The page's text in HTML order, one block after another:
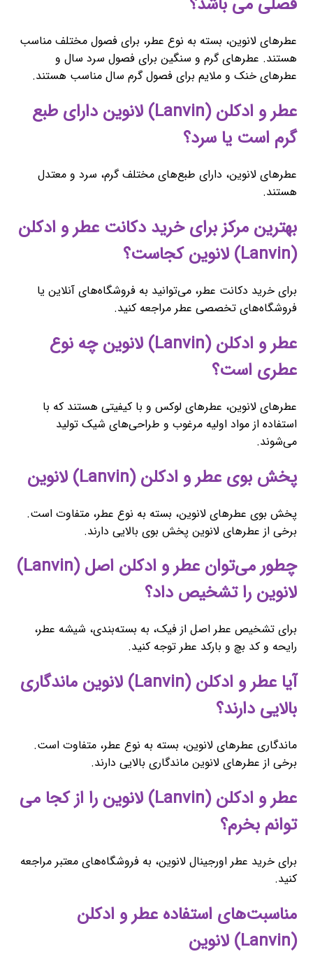
عطرهای لانوین، بسته به نوع عطر، برای فصول مختلف مناسب
هستند. عطرهای گرم و سنگین برای فصول سرد سال و
عطرهای خنک و ملایم برای فصول گرم سال مناسب هستند.
عطر و ادکلن (Lanvin) لانوین دارای طبع
گرم است یا سرد؟
عطرهای لانوین، دارای طبع‌های مختلف گرم، سرد و معتدل
هستند.
بهترین مرکز برای خرید دکانت عطر و ادکلن
(Lanvin) لانوین کجاست؟
برای خرید دکانت عطر، می‌توانید به فروشگاه‌های آنلاین یا
فروشگاه‌های تخصصی عطر مراجعه کنید.
عطر و ادکلن (Lanvin) لانوین چه نوع
عطری است؟
عطرهای لانوین، عطرهای لوکس و با کیفیتی هستند که با
استفاده از مواد اولیه مرغوب و طراحی‌های شیک تولید
می‌شوند.
پخش بوی عطر و ادکلن (Lanvin) لانوین
پخش بوی عطرهای لانوین، بسته به نوع عطر، متفاوت است.
برخی از عطرهای لانوین پخش بوی بالایی دارند.
چطور می‌توان عطر و ادکلن اصل (Lanvin)
لانوین را تشخیص داد؟
برای تشخیص عطر اصل از فیک، به بسته‌بندی، شیشه عطر،
رایحه و کد بچ و بارکد عطر توجه کنید.
آیا عطر و ادکلن (Lanvin) لانوین ماندگاری
بالایی دارند؟
ماندگاری عطرهای لانوین، بسته به نوع عطر، متفاوت است.
برخی از عطرهای لانوین ماندگاری بالایی دارند.
عطر و ادکلن (Lanvin) لانوین را از کجا می
توانم بخرم؟
برای خرید عطر اورجینال لانوین، به فروشگاه‌های معتبر مراجعه
کنید.
مناسبت‌های استفاده عطر و ادکلن
(Lanvin) لانوین